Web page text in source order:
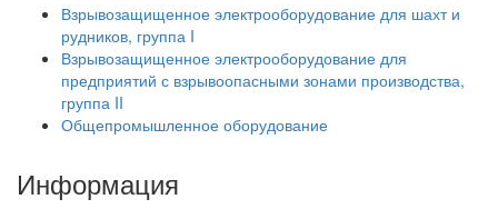
Взрывозащищенное электрооборудование для шахт и
рудников, группа I
Взрывозащищенное электрооборудование для
предприятий с взрывоопасными зонами производства,
группа II
Общепромышленное оборудование
Информация